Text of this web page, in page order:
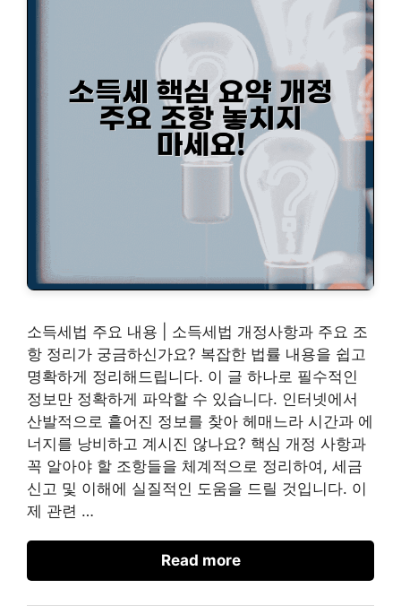
소득세법 주요 내용 | 소득세법 개정사항과 주요 조
항 정리가 궁금하신가요? 복잡한 법률 내용을 쉽고
명확하게 정리해드립니다. 이 글 하나로 필수적인
정보만 정확하게 파악할 수 있습니다. 인터넷에서
산발적으로 흩어진 정보를 찾아 헤매느라 시간과 에
너지를 낭비하고 계시진 않나요? 핵심 개정 사항과
꼭 알아야 할 조항들을 체계적으로 정리하여, 세금
신고 및 이해에 실질적인 도움을 드릴 것입니다. 이
제 관련 …
Read more